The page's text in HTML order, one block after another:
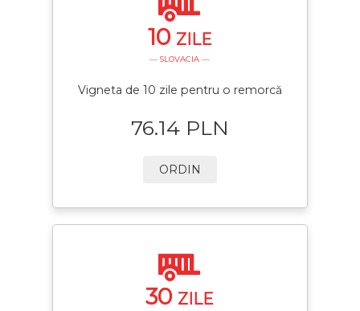
10 ZILE
— SLOVACIA —
Vigneta de 10 zile pentru o remorcă
76.14 PLN
ORDIN
30 ZILE